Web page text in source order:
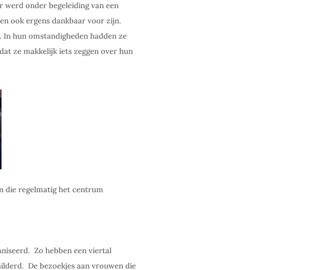
werd onder begeleiding van een
ook ergens dankbaar voor zijn.
hun omstandigheden hadden ze
ze makkelijk iets zeggen over hun
die regelmatig het centrum
Zo hebben een viertal
De bezoekjes aan vrouwen die